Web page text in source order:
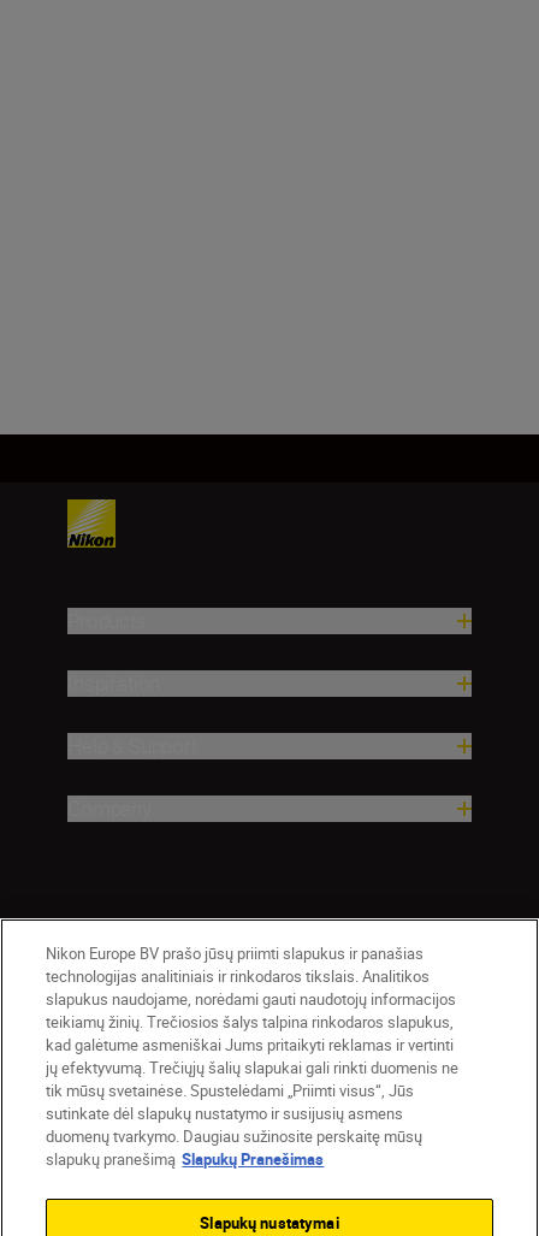
Lietuva Nikon Sites
Contact Us Privacy Notice
Terms of Use
Cookie Notice
Cookie Settings
© 2026 Nikon
Back to top
Nikon Europe BV prašo jūsų priimti slapukus ir panašias
technologijas analitiniais ir rinkodaros tikslais. Analitikos
slapukus naudojame, norėdami gauti naudotojų informacijos
teikiamų žinių. Trečiosios šalys talpina rinkodaros slapukus,
kad galėtume asmeniškai Jums pritaikyti reklamas ir vertinti
jų efektyvumą. Trečiųjų šalių slapukai gali rinkti duomenis ne
tik mūsų svetainėse. Spustelėdami „Priimti visus“, Jūs
sutinkate dėl slapukų nustatymo ir susijusių asmens
duomenų tvarkymo. Daugiau sužinosite perskaitę mūsų
slapukų pranešimą Slapukų Pranešimas
Slapukų nustatymai